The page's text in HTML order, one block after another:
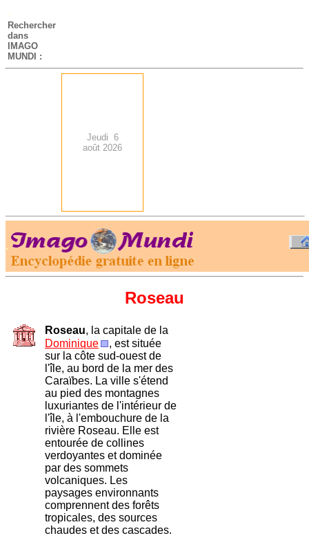
-
Rechercher
dans
IMAGO
MUNDI :
Jeudi 6
août 2026
.
Roseau
Roseau, la capitale de la
Dominique
, est située
sur la côte sud-ouest de
l'île, au bord de la mer des
Caraïbes. La ville s'étend
au pied des montagnes
luxuriantes de l'intérieur de
l'île, à l'embouchure de la
rivière Roseau. Elle est
entourée de collines
verdoyantes et dominée
par des sommets
volcaniques. Les
paysages environnants
comprennent des forêts
tropicales, des sources
chaudes et des cascades.